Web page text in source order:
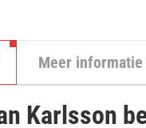
Meer informatie
Karlsson